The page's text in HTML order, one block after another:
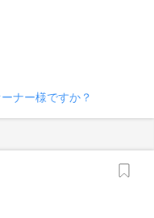
ナー様ですか？